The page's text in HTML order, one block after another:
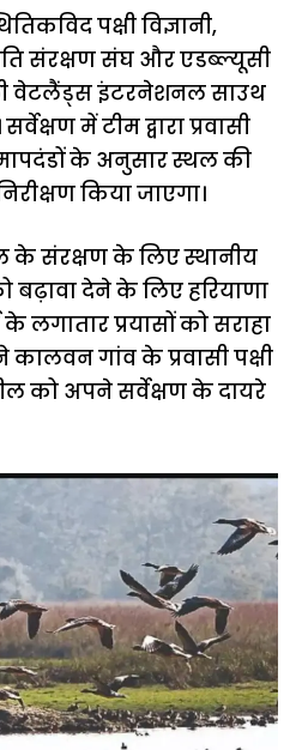
पक्षी विज्ञानी,
संरक्षण संघ और एडब्ल्यूसी
वेटलैंड्स इंटरनेशनल साउथ
में टीम द्वारा प्रवासी
के अनुसार स्थल की
किया जाएगा।
के संरक्षण के लिए स्थानीय
देने के लिए हरियाणा
के लगातार प्रयासों को सराहा
कालवन गांव के प्रवासी पक्षी
को अपने सर्वेक्षण के दायरे